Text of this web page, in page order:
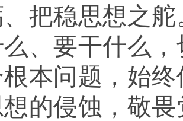
把稳思想之
、要干什么
本问题，始
的侵蚀，敬